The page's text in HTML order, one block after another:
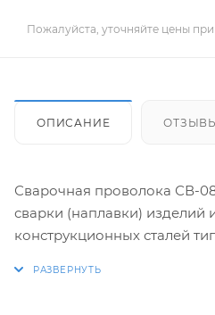
Пожалуйста, уточняйте цены
ОПИСАНИЕ
Сварочная проволока СВ-
сварки (наплавки) изделий
конструкционных сталей